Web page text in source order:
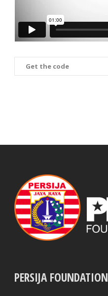
Get the code
PERSIJA FOUNDATION